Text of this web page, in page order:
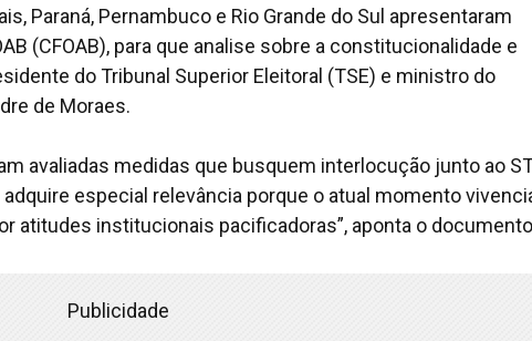
Paraná, Pernambuco e Rio Grande do Sul apresentaram
(CFOAB), para que analise sobre a constitucionalidade e
do Tribunal Superior Eleitoral (TSE) e ministro do
de Moraes.
avaliadas medidas que busquem interlocução junto ao
especial relevância porque o atual momento
atitudes institucionais pacificadoras”, aponta o
Publicidade